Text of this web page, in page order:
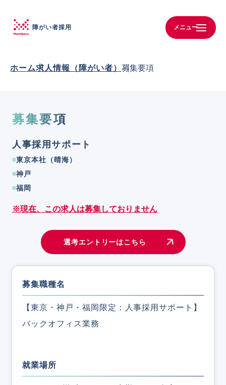
障がい者採用 メニュー
ホーム求人情報（障がい者） 募集要項
募集要項
人事採用サポート
東京本社（晴海）
神戸
福岡
※現在、この求人は募集しておりません
選考エントリーはこちら
募集職種名
【東京・神戸・福岡限定：人事採用サポート】
バックオフィス業務
就業場所